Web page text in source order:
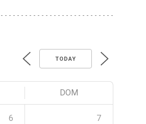
TODAY
DOM
6 7